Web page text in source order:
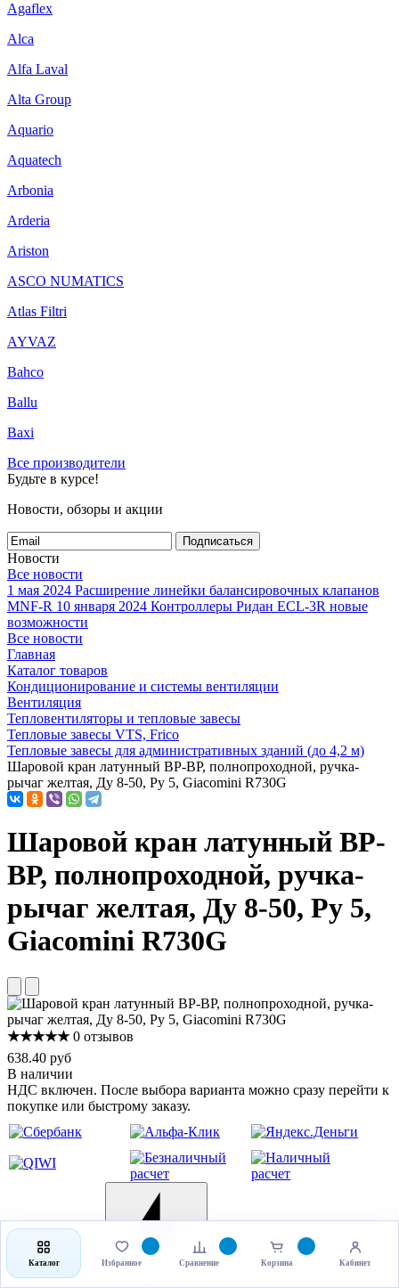
Agaflex
Alca
Alfa Laval
Alta Group
Aquario
Aquatech
Arbonia
Arderia
Ariston
ASCO NUMATICS
Atlas Filtri
AYVAZ
Bahco
Ballu
Baxi
Все производители
Будьте в курсе!
Новости, обзоры и акции
Подписаться
Новости
Все новости
1 мая 2024 Расширение линейки балансировочных клапанов
MNF-R 10 января 2024 Контроллеры Ридан ECL-3R новые
возможности
Все новости
Главная
Каталог товаров
Кондиционирование и системы вентиляции
Вентиляция
Тепловентиляторы и тепловые завесы
Тепловые завесы VTS, Frico
Тепловые завесы для административных зданий (до 4,2 м)
Шаровой кран латунный ВР-ВР, полнопроходной, ручка-
рычаг желтая, Ду 8-50, Ру 5, Giacomini R730G
Шаровой кран латунный ВР-
ВР, полнопроходной, ручка-
рычаг желтая, Ду 8-50, Ру 5,
Giacomini R730G
★★★★★ 0 отзывов
638.40 руб
В наличии
НДС включен. После выбора варианта можно сразу перейти к
покупке или быстрому заказу.
Выбрать товар
Каталог Избранное Сравнение Корзина Кабинет